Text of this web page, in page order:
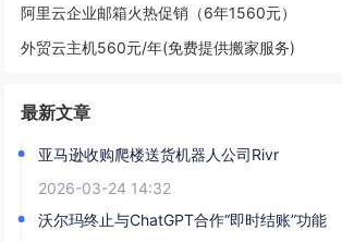
阿里云企业邮箱火热促销（6年1560元）
外贸云主机560元/年(免费提供搬家服务)
最新文章
亚马逊收购爬楼送货机器人公司Rivr
2026-03-24 14:32
沃尔玛终止与ChatGPT合作“即时结账”功能